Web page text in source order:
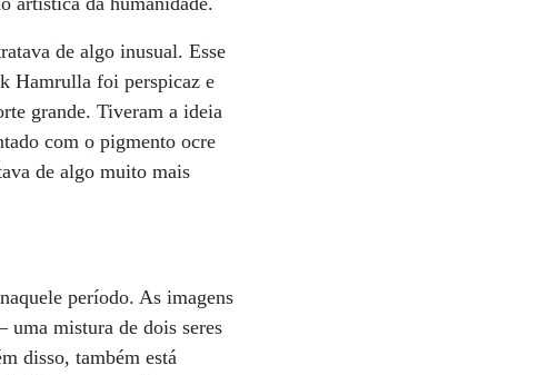
de algo inusual. Esse
Hamrulla foi perspicaz e
grande. Tiveram a ideia
com o pigmento ocre
de algo muito mais
período. As imagens
mistura de dois seres
disso, também está